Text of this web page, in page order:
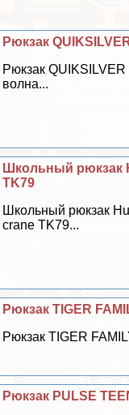
Рюкзак
Рюкзак
волна...
Школьный рюкзак
TK79
Школьный рюкзак
crane TK79...
Рюкзак TIGER
Рюкзак TIGER
Рюкзак PULSE